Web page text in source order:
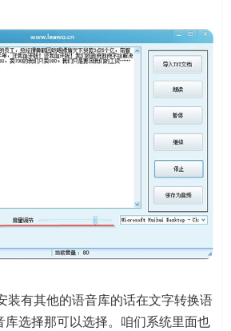
有其他的语音库的话在文字转换语
库选择那可以选择。咱们系统里面也